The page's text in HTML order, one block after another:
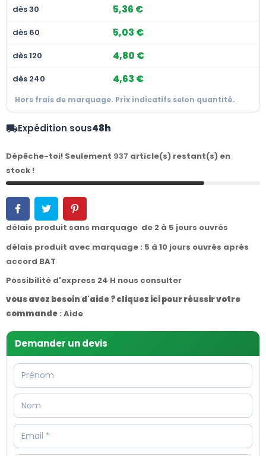
dès 30 5,36 €
dès 60 5,03 €
dès 120 4,80 €
dès 240 4,63 €
Hors frais de marquage. Prix indicatifs selon quantité.
local_shippingExpédition sous48h
Dépêche-toi! Seulement 937 article(s) restant(s) en
stock !
délais produit sans marquage de 2 à 5 jours ouvrés
délais produit avec marquage : 5 à 10 jours ouvrés après
accord BAT
Possibilité d'express 24 H nous consulter
vous avez besoin d'aide ? cliquez ici pour réussir votre
commande : Aide
Demander un devis